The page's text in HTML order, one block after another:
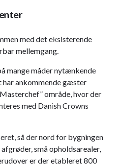
med det eksisterende
mellemgang.
mange måder nytænkende
har ankommende gæster
område, hvor der
med Danish Crowns
så der nord for bygningen
små opholdsarealer,
er der etableret 800